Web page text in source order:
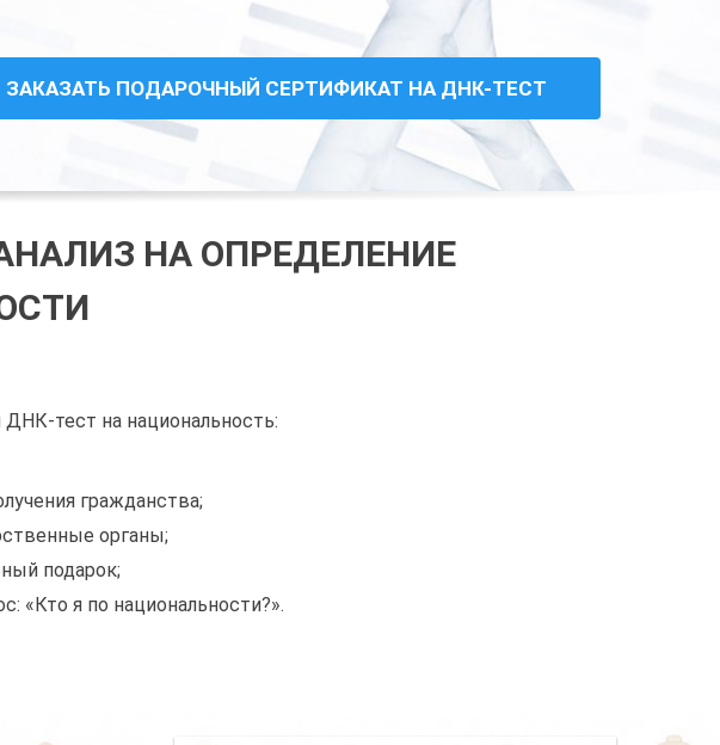
ЗАКАЗАТЬ ПОДАРОЧНЫЙ СЕРТИФИКАТ НА ДНК-ТЕСТ
НА ОПРЕДЕЛЕНИЕ
ДНК-тест на национальность:
гражданства;
органы;
подарок;
«Кто я по национальности?».